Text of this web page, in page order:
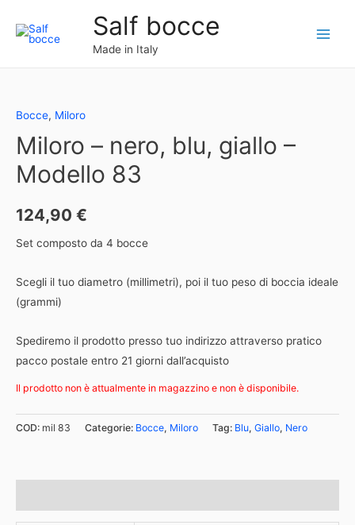
Salf bocce
Made in Italy
Bocce, Miloro
Miloro – nero, blu, giallo –
Modello 83
124,90 €
Set composto da 4 bocce
Scegli il tuo diametro (millimetri), poi il tuo peso di boccia ideale
(grammi)
Spediremo il prodotto presso tuo indirizzo attraverso pratico
pacco postale entro 21 giorni dall’acquisto
Il prodotto non è attualmente in magazzino e non è disponibile.
COD: mil 83 Categorie: Bocce, Miloro Tag: Blu, Giallo, Nero